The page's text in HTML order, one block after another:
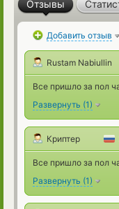
Отзывы
Добавить отзыв
Rustam Nabiullin
Все пришло за пол
Развернуть (1)
Криптер
Все пришло за пол
Развернуть (1)